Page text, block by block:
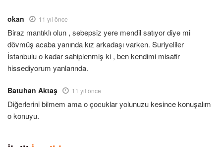
okan 11 yıl önce
Biraz mantıklı olun , sebepsiz yere mendil satıyor diye mi
dövmüş acaba yanında kız arkadaşı varken. Suriyeliler
İstanbulu o kadar sahiplenmiş ki , ben kendimi misafir
hissediyorum yanlarında.
Batuhan Aktaş 11 yıl önce
Diğerlerini bilmem ama o çocuklar yolunuzu kesince konuşalım
o konuyu.